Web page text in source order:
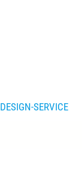
DESIGN-SERVICE